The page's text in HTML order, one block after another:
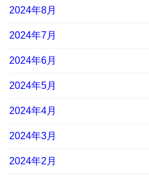
2024年8月
2024年7月
2024年6月
2024年5月
2024年4月
2024年3月
2024年2月